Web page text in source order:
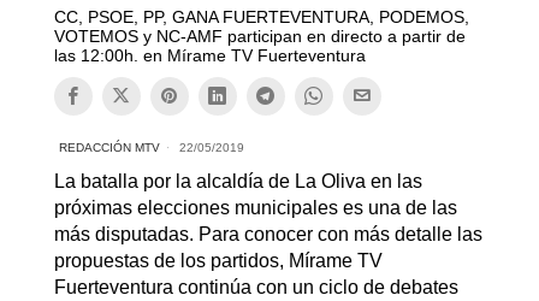
CC, PSOE, PP, GANA FUERTEVENTURA, PODEMOS,
VOTEMOS y NC-AMF participan en directo a partir de
las 12:00h. en Mírame TV Fuerteventura
REDACCIÓN MTV 22/05/2019
La batalla por la alcaldía de La Oliva en las
próximas elecciones municipales es una de las
más disputadas. Para conocer con más detalle las
propuestas de los partidos, Mírame TV
Fuerteventura continúa con un ciclo de debates